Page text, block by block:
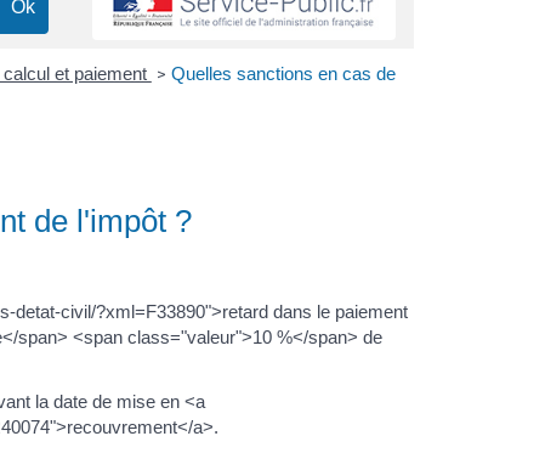
et paiement > Quelles sanctions en cas de
de l'impôt ?
detat-civil/?xml=F33890">retard dans le paiement
span> <span class="valeur">10 %</span> de
la date de mise en <a
a>.